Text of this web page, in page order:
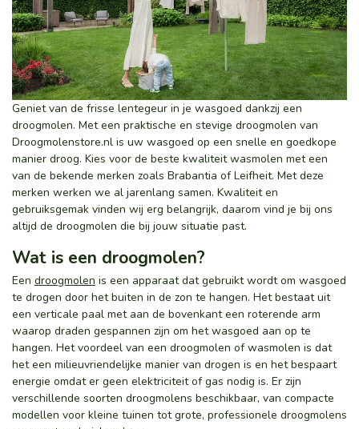
Geniet van de frisse lentegeur in je wasgoed dankzij een
droogmolen. Met een praktische en stevige droogmolen van
Droogmolenstore.nl is uw wasgoed op een snelle en goedkope
manier droog. Kies voor de beste kwaliteit wasmolen met een
van de bekende merken zoals Brabantia of Leifheit. Met deze
merken werken we al jarenlang samen. Kwaliteit en
gebruiksgemak vinden wij erg belangrijk, daarom vind je bij ons
altijd de droogmolen die bij jouw situatie past.
Wat is een droogmolen?
Een droogmolen is een apparaat dat gebruikt wordt om wasgoed
te drogen door het buiten in de zon te hangen. Het bestaat uit
een verticale paal met aan de bovenkant een roterende arm
waarop draden gespannen zijn om het wasgoed aan op te
hangen. Het voordeel van een droogmolen of wasmolen is dat
het een milieuvriendelijke manier van drogen is en het bespaart
energie omdat er geen elektriciteit of gas nodig is. Er zijn
verschillende soorten droogmolens beschikbaar, van compacte
modellen voor kleine tuinen tot grote, professionele droogmolens